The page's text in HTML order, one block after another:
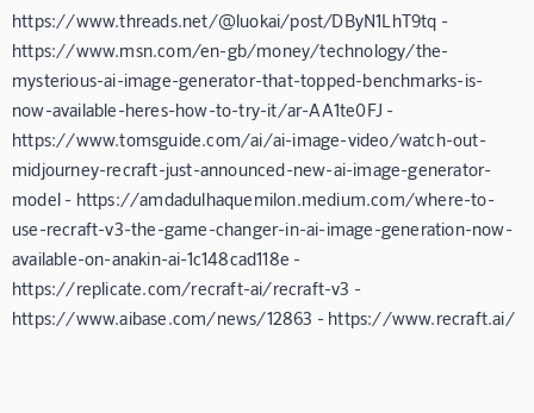
https://www.threads.net/@luokai/post/DByN1LhT9tq -
https://www.msn.com/en-gb/money/technology/the-
mysterious-ai-image-generator-that-topped-benchmarks-is-
now-available-heres-how-to-try-it/ar-AA1te0FJ -
https://www.tomsguide.com/ai/ai-image-video/watch-out-
midjourney-recraft-just-announced-new-ai-image-generator-
model - https://amdadulhaquemilon.medium.com/where-to-
use-recraft-v3-the-game-changer-in-ai-image-generation-now-
available-on-anakin-ai-1c148cad118e -
https://replicate.com/recraft-ai/recraft-v3 -
https://www.aibase.com/news/12863 - https://www.recraft.ai/